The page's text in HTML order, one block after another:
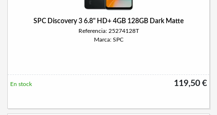
SPC Discovery 3 6.8" HD+ 4GB 128GB Dark Matte
Referencia: 25274128T
Marca: SPC
119,50 €
En stock